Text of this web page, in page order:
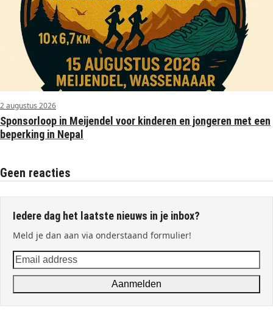
2 augustus 2026
Sponsorloop in Meijendel voor kinderen en jongeren met een
beperking in Nepal
Geen reacties
Iedere dag het laatste nieuws in je inbox?
Meld je dan aan via onderstaand formulier!
Email
address
Aanmelden